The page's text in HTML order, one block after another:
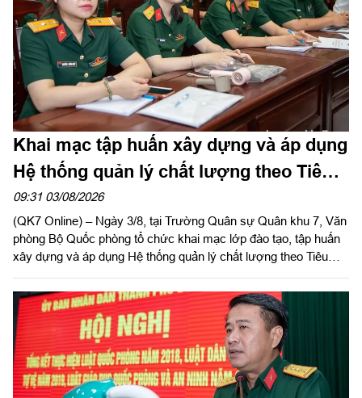
Khai mạc tập huấn xây dựng và áp dụng
Hệ thống quản lý chất lượng theo Tiêu
chuẩn quốc gia TCVN ISO 9001:2015
09:31 03/08/2026
(QK7 Online) – Ngày 3/8, tại Trường Quân sự Quân khu 7, Văn
phòng Bộ Quốc phòng tổ chức khai mạc lớp đào tạo, tập huấn
xây dựng và áp dụng Hệ thống quản lý chất lượng theo Tiêu
Nam.